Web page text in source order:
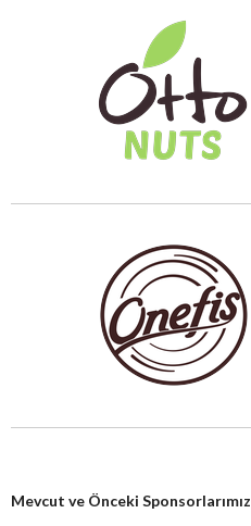
Mevcut ve Önceki Sponsorlarımız